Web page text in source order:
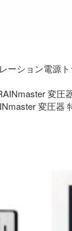
ーション電源
変圧器